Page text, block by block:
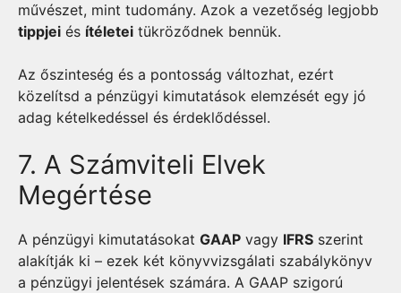
művészet, mint tudomány. Azok a vezetőség legjobb
tippjei és ítéletei tükröződnek bennük.
Az őszinteség és a pontosság változhat, ezért
közelítsd a pénzügyi kimutatások elemzését egy jó
adag kételkedéssel és érdeklődéssel.
7. A Számviteli Elvek
Megértése
A pénzügyi kimutatásokat GAAP vagy IFRS szerint
alakítják ki – ezek két könyvvizsgálati szabálykönyv
a pénzügyi jelentések számára. A GAAP szigorú